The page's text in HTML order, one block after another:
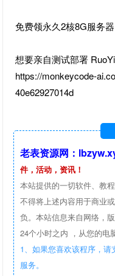
免费领永久2核8G服务
想要亲自测试部署
https://monkeycode-
40e62927014d
老表资源网：
件，活动，资讯！
本站提供的一切软件、教
不得将上述内容用于商业
负。本站信息来自网络，
24个小时之内 ，从您的电
1、如果您喜欢该程序，
服务。